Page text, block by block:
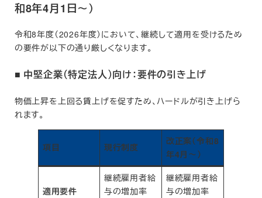
和8年4月1日～）
令和8年度（2026年度）において、継続して適用を受けるため
の要件が以下の通り厳しくなります。
■ 中堅企業（特定法人）向け：要件の引き上げ
物価上昇を上回る賃上げを促すため、ハードルが引き上げら
れます。
項目 現行制度
改正案（令和8
年4月～）
適用要件
継続雇用者給
与の増加率
継続雇用者給
与の増加率